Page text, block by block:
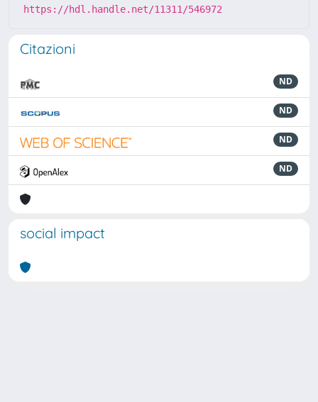
https://hdl.handle.net/11311/546972
Citazioni
ND
ND
ND
ND
social impact